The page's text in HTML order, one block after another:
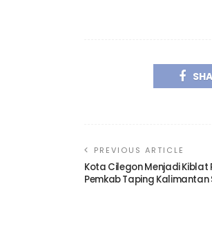
PREVIOUS ARTICLE
Kota Cilegon Menjadi Kiblat
Pemkab Taping Kalimantan